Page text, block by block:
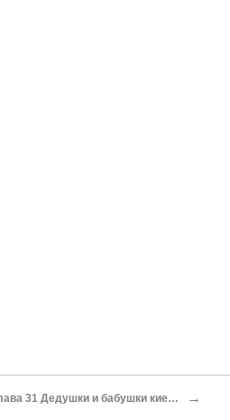
Глава 31 Дедушки и бабушки киевской прессы →